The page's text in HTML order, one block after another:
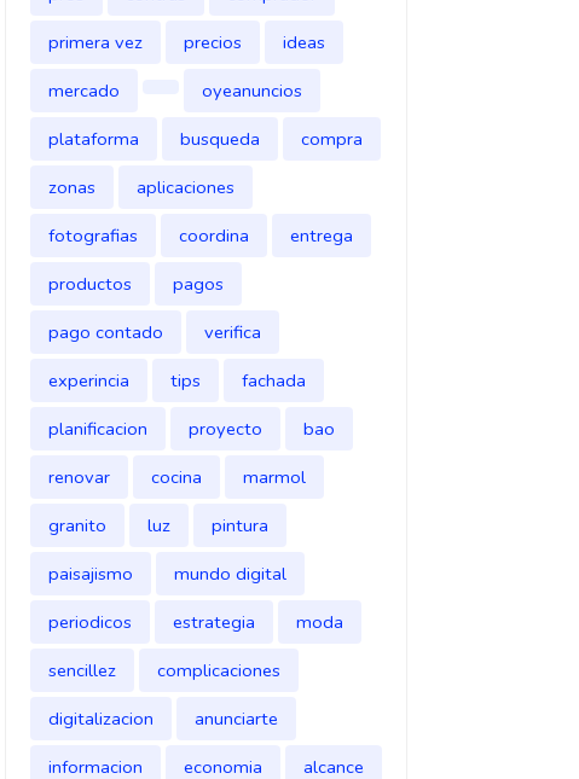
primera vez
precios
ideas
mercado
oyeanuncios
plataforma
busqueda
compra
zonas
aplicaciones
fotografias
coordina
entrega
productos
pagos
pago contado
verifica
experincia
tips
fachada
planificacion
proyecto
bao
renovar
cocina
marmol
granito
luz
pintura
paisajismo
mundo digital
periodicos
estrategia
moda
sencillez
complicaciones
digitalizacion
anunciarte
informacion
economia alcance